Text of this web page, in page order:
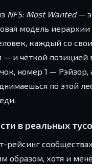
NFS: Most Wanted—
модель
каждый со
и чёткой позицией
номер 1 — Рэйзор,
по этой
в реальных
рейсинг
образом, хотя и